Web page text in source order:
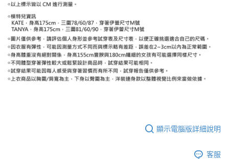
顯示電腦版詳細說明
客服